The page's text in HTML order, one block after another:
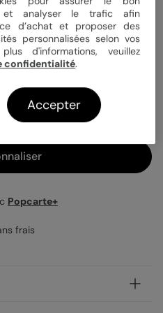
Popcarte+
frais
et analyser le trafic afin
d’achat et proposer des
personnalisées selon vos
d'informations, veuillez
confidentialité.
Accepter